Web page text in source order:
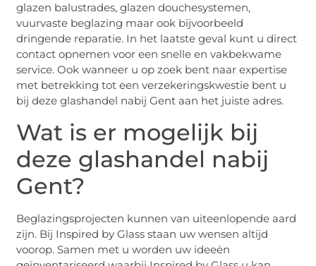
glazen balustrades, glazen douchesystemen,
vuurvaste beglazing maar ook bijvoorbeeld
dringende reparatie. In het laatste geval kunt u direct
contact opnemen voor een snelle en vakbekwame
service. Ook wanneer u op zoek bent naar expertise
met betrekking tot een verzekeringskwestie bent u
bij deze glashandel nabij Gent aan het juiste adres.
Wat is er mogelijk bij
deze glashandel nabij
Gent?
Beglazingsprojecten kunnen van uiteenlopende aard
zijn. Bij Inspired by Glass staan uw wensen altijd
voorop. Samen met u worden uw ideeën